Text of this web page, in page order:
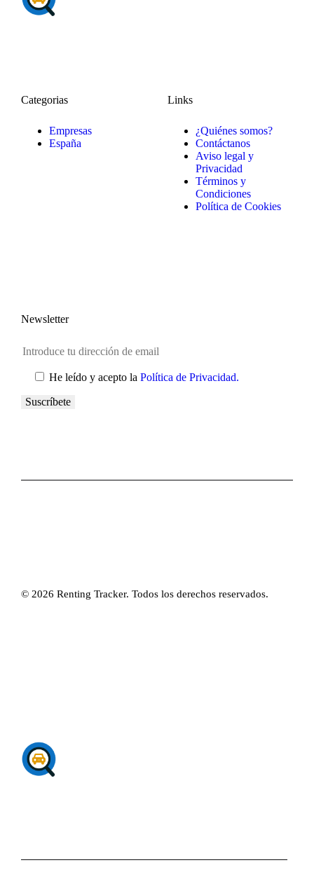
Categorias
Empresas
España
Links
¿Quiénes somos?
Contáctanos
Aviso legal y
Privacidad
Términos y
Condiciones
Política de Cookies
Newsletter
He leído y acepto la Política de Privacidad.
© 2026 Renting Tracker. Todos los derechos reservados.